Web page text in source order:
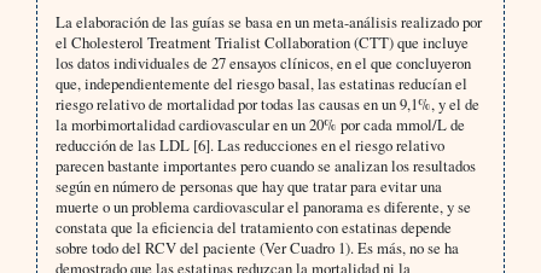
La elaboración de las guías se basa en un meta-análisis realizado por
el Cholesterol Treatment Trialist Collaboration (CTT) que incluye
los datos individuales de 27 ensayos clínicos, en el que concluyeron
que, independientemente del riesgo basal, las estatinas reducían el
riesgo relativo de mortalidad por todas las causas en un 9,1%, y el de
la morbimortalidad cardiovascular en un 20% por cada mmol/L de
reducción de las LDL [6]. Las reducciones en el riesgo relativo
parecen bastante importantes pero cuando se analizan los resultados
según en número de personas que hay que tratar para evitar una
muerte o un problema cardiovascular el panorama es diferente, y se
constata que la eficiencia del tratamiento con estatinas depende
sobre todo del RCV del paciente (Ver Cuadro 1). Es más, no se ha
demostrado que las estatinas reduzcan la mortalidad ni la